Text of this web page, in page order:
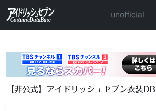
unofficial
【非公式】アイドリッシュセブン衣装DB